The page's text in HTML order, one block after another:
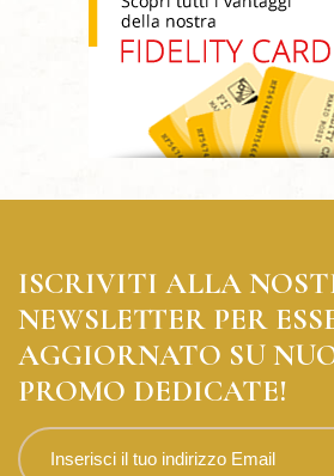
ISCRIVITI ALLA
NEWSLETTER PER
AGGIORNATO SU
PROMO DEDICATE!